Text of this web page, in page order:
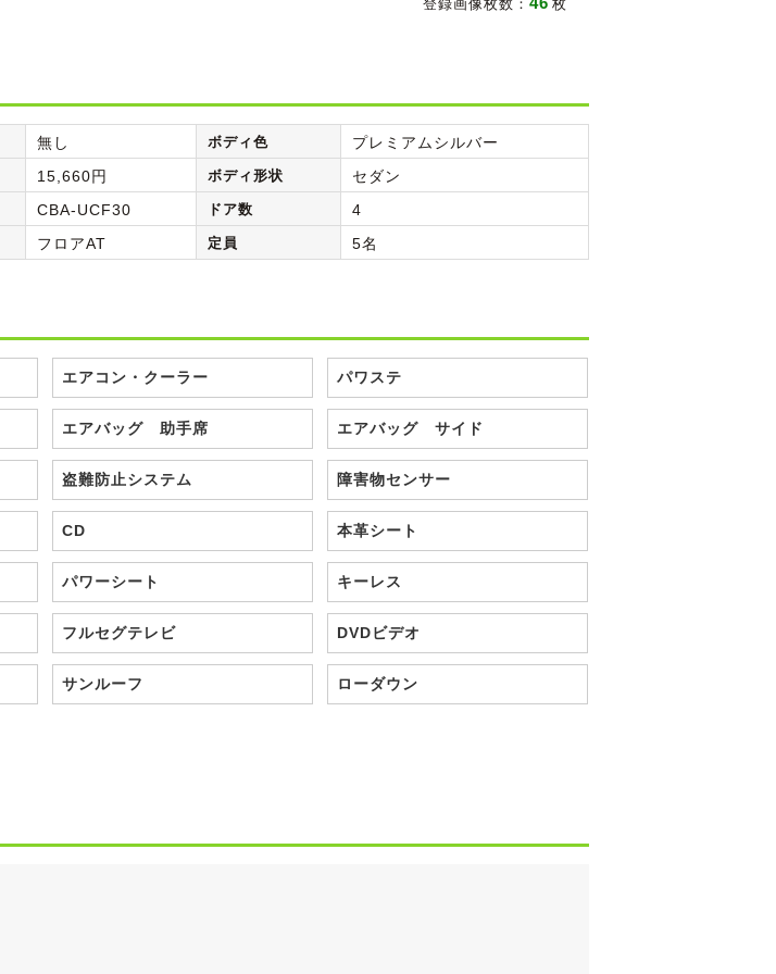
登録画像枚数： 枚
無し ボディ色 プレミアムシルバー
15,660円 ボディ形状 セダン
CBA-UCF30 ドア数 4
フロアAT 定員 5名
エアコン・クーラー パワステ
エアバッグ 助手席 エアバッグ サイド
盗難防止システム 障害物センサー
CD 本革シート
パワーシート キーレス
フルセグテレビ DVDビデオ
サンルーフ ローダウン